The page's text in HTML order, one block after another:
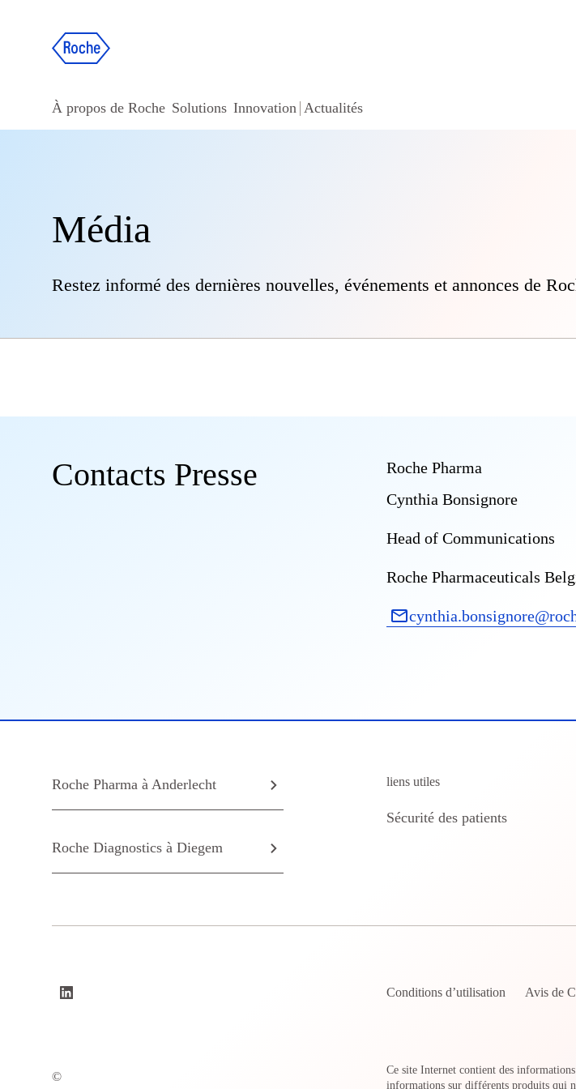
À propos de Roche Solutions Innovation Actualités
Média
Restez informé des dernières nouvelles, événements et annonces de
Contacts Presse
Roche Pharma
Cynthia Bonsignore
Head of Communications
Roche Pharmaceuticals
Roche Pharma à Anderlecht
Roche Diagnostics à Diegem
liens utiles
Sécurité des patients
Conditions d’utilisation Avis de
©
Ce site Internet contient des
informations sur différents produits qui